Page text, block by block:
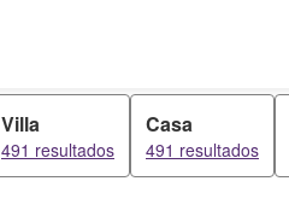
Villa
491 resultados
Casa
491 resultados